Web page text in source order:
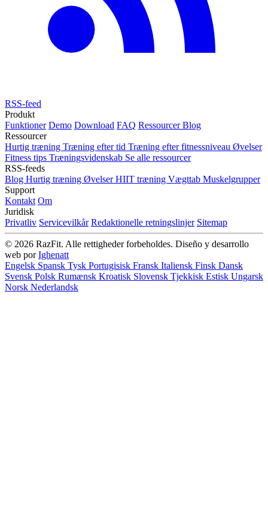
RSS-feed
Produkt
Funktioner Demo Download FAQ RessourcerBlog
Ressourcer
Hurtig træning Træning efter tid Træning efter fitnessniveau Øvelser
Fitness tips Træningsvidenskab Se alle ressourcer
RSS-feeds
Blog Hurtig træning ØvelserHIIT træning Vægttab Muskelgrupper
Support
Kontakt Om
Juridisk
Privatliv Servicevilkår Redaktionelle retningslinjer Sitemap
© 2026 RazFit. Alle rettigheder forbeholdes. Diseño y desarrollo
web porIghenatt
Engelsk Spansk Tysk Portugisisk Fransk Italiensk Finsk Dansk
Svensk Polsk Rumænsk Kroatisk Slovensk Tjekkisk Estisk Ungarsk
Norsk Nederlandsk